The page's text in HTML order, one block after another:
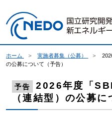
ホーム 実施者募集（公募）
の公募について（予告）
予告
2026年度「
（連結型）の公募に